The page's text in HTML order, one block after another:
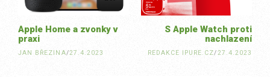
S Apple Watch proti
nachlazení
REDAKCE IPURE.CZ/27.4.2023
Apple Home a zvonky v
praxi
JAN BŘEZINA/27.4.2023